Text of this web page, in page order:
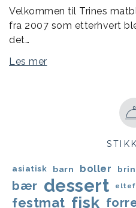
Velkommen til Trines
fra 2007 som etterhvert
det…
Les mer
asiatisk barn boller
bær dessert
festmat fisk